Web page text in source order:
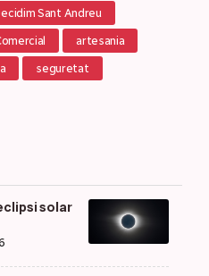
Sant Andreu
artesania
seguretat
solar